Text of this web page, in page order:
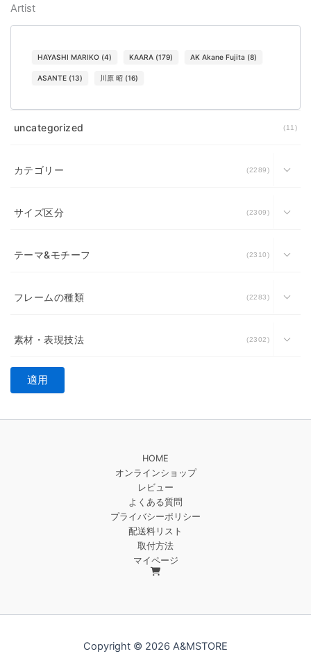
Artist
HAYASHI MARIKO (4) KAARA (179) AK Akane Fujita (8)
ASANTE (13) 川原 昭 (16)
uncategorized 11
カテゴリー 2289
サイズ区分 2309
テーマ&モチーフ 2310
フレームの種類 2283
素材・表現技法 2302
適用
HOME
オンラインショップ
レビュー
よくある質問
プライバシーポリシー
配送料リスト
取付方法
マイページ
Copyright © 2026 A&MSTORE